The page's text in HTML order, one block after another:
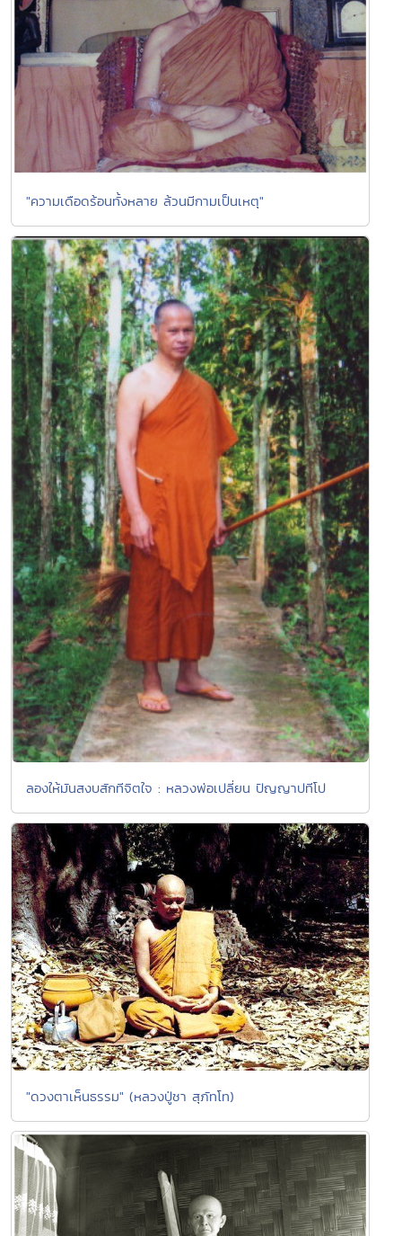
"ความเดือดร้อนทั้งหลาย ล้วนมีกามเป็นเหตุ"
ลองให้มันสงบสักทีจิตใจ : หลวงพ่อเปลี่ยน ปัญญาปทีโป
"ดวงตาเห็นธรรม" (หลวงปู่ชา สุภัทโท)